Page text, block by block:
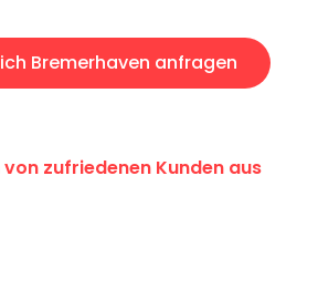
Bremerhaven anfragen
zufriedenen Kunden aus